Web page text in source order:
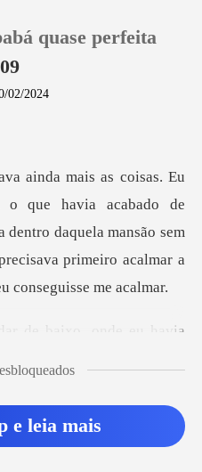
quase perfeita
02/2024
a acabado de
daquela mansão sem
de baixo, on
e leia mais